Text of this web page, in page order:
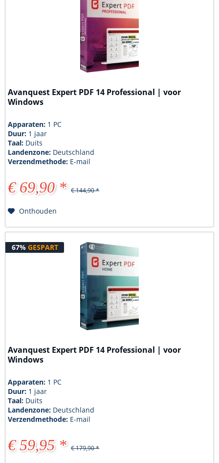
Avanquest Expert PDF 14 Professional | voor
Windows
Apparaten: 1 PC
Duur: 1 jaar
Taal: Duits
Landenzone: Deutschland
Verzendmethode: E-mail
€ 69,90 * € 144,90 *
Onthouden
67% GESPART
Avanquest Expert PDF 14 Professional | voor
Windows
Apparaten: 1 PC
Duur: 1 jaar
Taal: Duits
Landenzone: Deutschland
Verzendmethode: E-mail
€ 59,95 * € 179,90 *